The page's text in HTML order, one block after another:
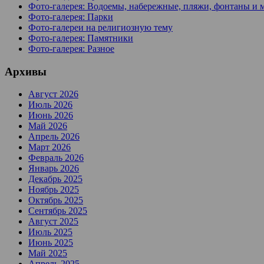
Фото-галерея: Водоемы, набережные, пляжи, фонтаны и
Фото-галерея: Парки
Фото-галереи на религиозную тему
Фото-галерея: Памятники
Фото-галерея: Разное
Архивы
Август 2026
Июль 2026
Июнь 2026
Май 2026
Апрель 2026
Март 2026
Февраль 2026
Январь 2026
Декабрь 2025
Ноябрь 2025
Октябрь 2025
Сентябрь 2025
Август 2025
Июль 2025
Июнь 2025
Май 2025